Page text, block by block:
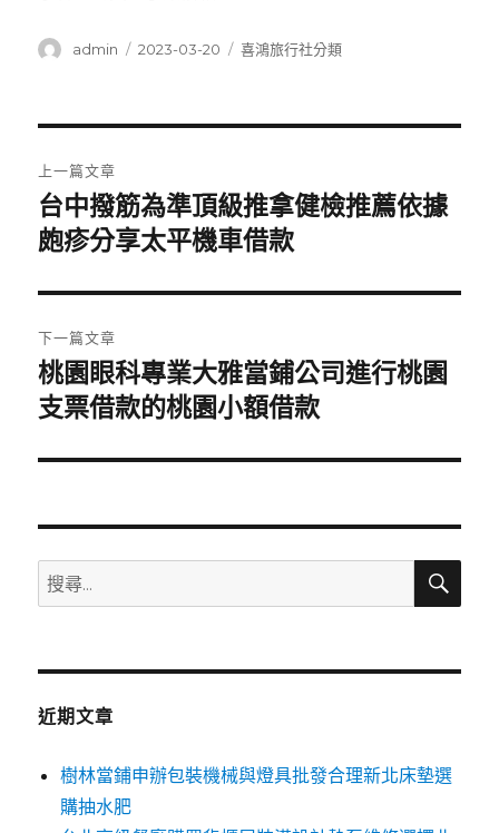
作
admin
發
2023-03-20
分
喜鴻旅行社分類
章
導
覽
上一篇文章
上
一
文
章:
台中撥筋為準頂級推拿健檢推薦依據
皰疹分享太平機車借款
下一篇文章
下
一
文
桃園眼科專業大雅當鋪公司進行桃園
支票借款的桃園小額借款
搜
尋
鍵
搜
近期文章
樹林當鋪申辦包裝機械與燈具批發合理新北床墊選
購抽水肥